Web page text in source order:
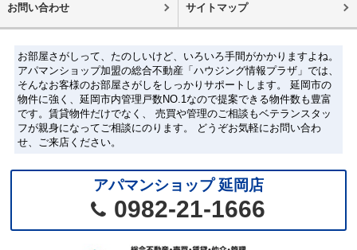
お問い合わせ サイトマップ
お部屋さがしって、たのしいけど、いろいろ手間がかかりますよね。
アパマンショップ加盟の総合不動産「ハウジング情報プラザ」では、
そんなお客様のお部屋さがしをしっかりサポートします。 延岡市の
物件に強く、延岡市内管理戸数NO.1なので提案できる物件数も豊富
です。賃貸物件だけでなく、 売買や管理のご相談もベテランスタッ
フが親身になってご相談にのります。 どうぞお気軽にお問い合わ
せ、ご来店ください。
アパマンショップ 延岡店
0982-21-1666